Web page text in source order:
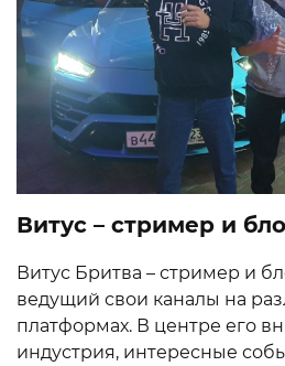
Витус – стример и
Витус Бритва – стример и
ведущий свои каналы на
платформах. В центре его
индустрия, интересные